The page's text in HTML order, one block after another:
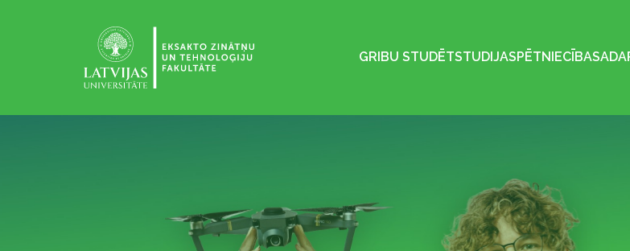
GRIBU STUDĒTSTUDIJASPĒTNIECĪBA